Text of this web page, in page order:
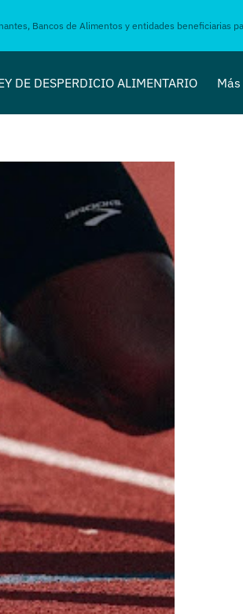
Bancos de Alimentos y entidades beneficiarias
DE DESPERDICIO ALIMENTARIO Más